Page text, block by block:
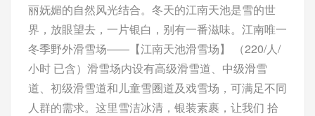
丽妩媚的自然风光结合。冬天的江南天池是雪的世
界，放眼望去，一片银白，别有一番滋味。江南唯一
冬季野外滑雪场——【江南天池滑雪场】 （220/人/
小时 已含）滑雪场内设有高级滑雪道、中级滑雪
道、初级滑雪道和儿童雪圈道及戏雪场，可满足不同
人群的需求。这里雪洁冰清，银装素裹，让我们 拾